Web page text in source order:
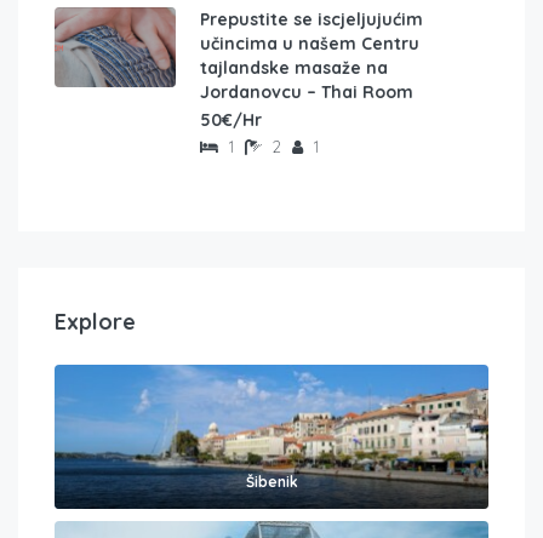
Prepustite se iscjeljujućim
učincima u našem Centru
tajlandske masaže na
Jordanovcu – Thai Room
50€/Hr
1 2 1
Explore
Šibenik